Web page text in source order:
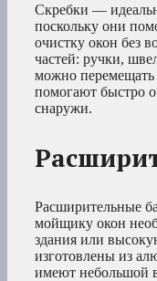
Скребки —
поскольку они
очистку окон без
частей: ручки,
можно
помогают быстро
снаружи.
Расширительные
мойщику окон
здания или
изготовлены из
имеют небольшой